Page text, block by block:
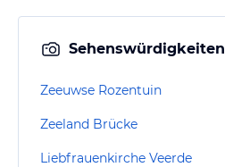
Sehenswürdigkeiten
Zeeuwse Rozentuin
Zeeland Brücke
Liebfrauenkirche Veerde